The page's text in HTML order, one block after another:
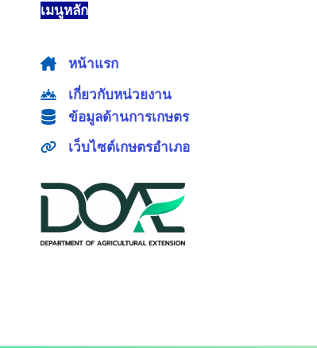
เมนูหลัก
หน้าแรก
เกี่ยวกับหน่วยงาน
ข้อมูลด้านการเกษตร
เว็บไซต์เกษตรอำเภอ